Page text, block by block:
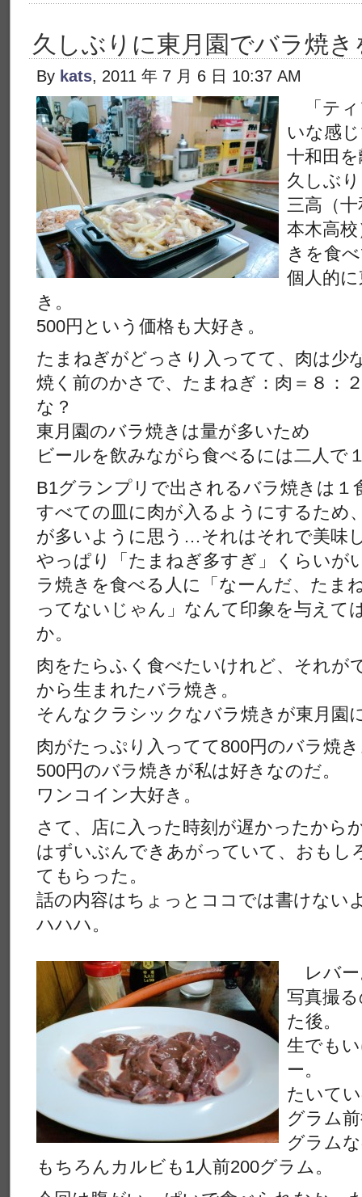
久しぶりに東月園でバラ焼き
By kats, 2011 年 7 月 6 日 10:37 AM
「ティ
いな感
十和田
久しぶ
三高（
本木高
きを食
個人的
き。
500円という価格も大好き。
たまねぎがどっさり入ってて、肉は少
焼く前のかさで、たまねぎ：肉＝８
な？
東月園のバラ焼きは量が多いため
ビールを飲みながら食べるには二人で
B1グランプリで出されるバラ焼きは１
すべての皿に肉が入るようにするため
が多いように思う…それはそれで美味
やっぱり「たまねぎ多すぎ」くらいが
ラ焼きを食べる人に「なーんだ、たま
ってないじゃん」なんて印象を与えて
か。
肉をたらふく食べたいけれど、それが
から生まれたバラ焼き。
そんなクラシックなバラ焼きが東月園
肉がたっぷり入ってて800円のバラ焼
500円のバラ焼きが私は好きなのだ。
ワンコイン大好き。
さて、店に入った時刻が遅かったから
はずいぶんできあがっていて、おもし
てもらった。
話の内容はちょっとココでは書けない
ハハハ。
レバー
写真撮
た後。
生でも
ー。
たいて
グラム
グラム
もちろんカルビも1人前200グラム。